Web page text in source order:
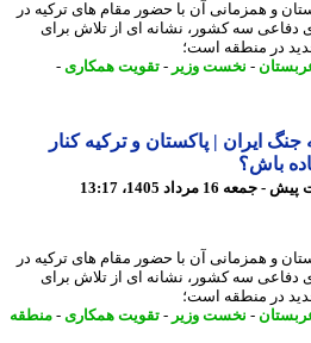
آن با حضور مقام های ترکیه در
سه کشور، نشانه ای از تلاش برای
در منطقه است؛
-نخست وزیر - تقویت همکاری-
ایران | پاکستان و ترکیه کنار
باش؟
آن با حضور مقام های ترکیه در
سه کشور، نشانه ای از تلاش برای
در منطقه است؛
-نخست وزیر - تقویت همکاری- منطقه